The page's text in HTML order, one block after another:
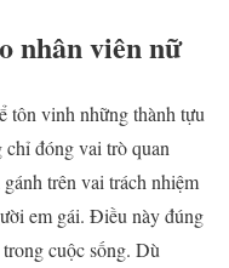
nhân viên nữ
tôn vinh những thành tựu
đóng vai trò quan
trên vai trách nhiệm
em gái. Điều này đúng
cuộc sống. Dù